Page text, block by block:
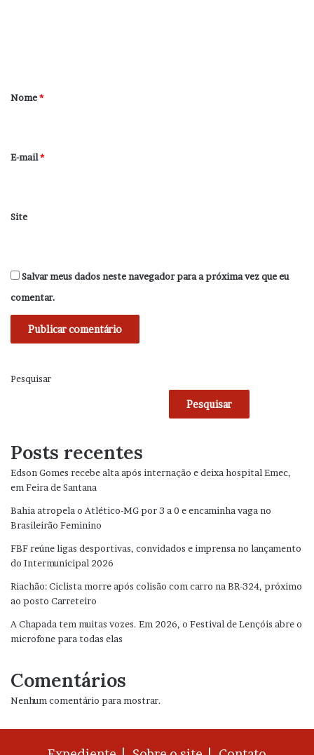
r
*
Nome*
E-mail*
Site
Salvar meus dados neste navegador para a próxima vez que eu
comentar.
Pesquisar
Pesquisar
Posts recentes
Edson Gomes recebe alta após internação e deixa hospital Emec,
em Feira de Santana
Bahia atropela o Atlético-MG por 3 a 0 e encaminha vaga no
Brasileirão Feminino
FBF reúne ligas desportivas, convidados e imprensa no lançamento
do Intermunicipal 2026
Riachão: Ciclista morre após colisão com carro na BR-324, próximo
ao posto Carreteiro
A Chapada tem muitas vozes. Em 2026, o Festival de Lençóis abre o
microfone para todas elas
Comentários
Nenhum comentário para mostrar.